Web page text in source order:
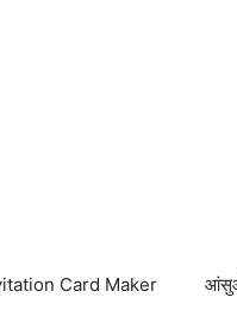
Card Maker